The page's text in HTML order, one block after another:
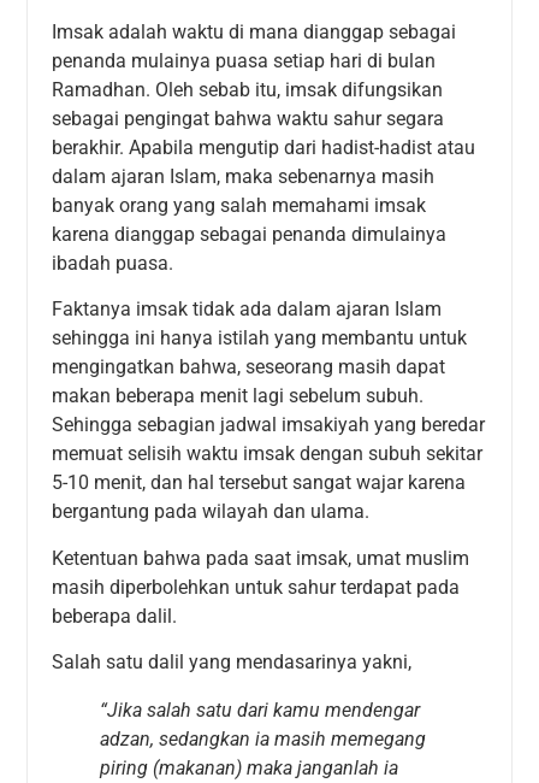
Imsak adalah waktu di mana dianggap sebagai
penanda mulainya puasa setiap hari di bulan
Ramadhan. Oleh sebab itu, imsak difungsikan
sebagai pengingat bahwa waktu sahur segara
berakhir. Apabila mengutip dari hadist-hadist atau
dalam ajaran Islam, maka sebenarnya masih
banyak orang yang salah memahami imsak
karena dianggap sebagai penanda dimulainya
ibadah puasa.
Faktanya imsak tidak ada dalam ajaran Islam
sehingga ini hanya istilah yang membantu untuk
mengingatkan bahwa, seseorang masih dapat
makan beberapa menit lagi sebelum subuh.
Sehingga sebagian jadwal imsakiyah yang beredar
memuat selisih waktu imsak dengan subuh sekitar
5-10 menit, dan hal tersebut sangat wajar karena
bergantung pada wilayah dan ulama.
Ketentuan bahwa pada saat imsak, umat muslim
masih diperbolehkan untuk sahur terdapat pada
beberapa dalil.
Salah satu dalil yang mendasarinya yakni,
“Jika salah satu dari kamu mendengar
adzan, sedangkan ia masih memegang
piring (makanan) maka janganlah ia